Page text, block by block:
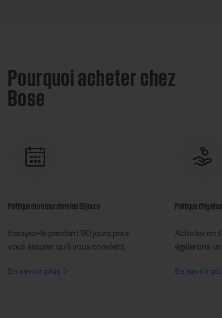
Pourquoi acheter chez
Bose
Politique de retour dans les 90 jours
Essayez-le pendant 90 jours pour
vous assurer qu’il vous convient.
En savoir plus
Politique
Achetez en
égalerons
En savoir